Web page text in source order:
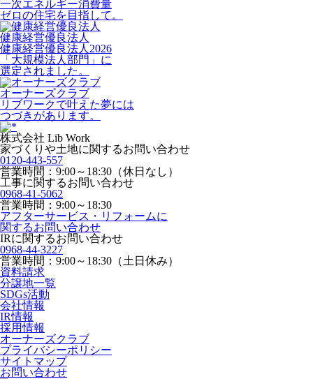
一次エネルギー消費量
ゼロの住宅を目指して。
健康経営優良法人
健康経営優良法人2026
「大規模法人部門」に
選定されました。
オーナーズクラブ
リブワークで叶えた夢には
つづきがあります。
株式会社 Lib Work
家づくりや土地に関するお問い合わせ
0120-443-557
営業時間：9:00～18:30（休日なし）
工事に関するお問い合わせ
0968-41-5062
営業時間：9:00～18:30
アフターサービス・リフォームに
関するお問い合わせ
IRに関するお問い合わせ
0968-44-3227
営業時間：9:00～18:30（土日休み）
資料請求
分譲地一覧
SDGs活動
会社情報
IR情報
採用情報
オーナーズクラブ
プライバシーポリシー
サイトマップ
お問い合わせ